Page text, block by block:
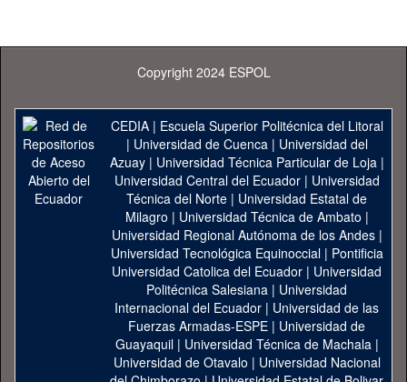
Copyright 2024 ESPOL
CEDIA| Escuela Superior Politécnica del Litoral
| Universidad de Cuenca| Universidad del
Azuay| Universidad Técnica Particular de Loja|
Universidad Central del Ecuador| Universidad
Técnica del Norte | Universidad Estatal de
Milagro | Universidad Técnica de Ambato |
Universidad Regional Autónoma de los Andes|
Universidad Tecnológica Equinoccial| Pontificia
Universidad Catolica del Ecuador | Universidad
Politécnica Salesiana | Universidad
Internacional del Ecuador | Universidad de las
Fuerzas Armadas-ESPE | Universidad de
Guayaquil| Universidad Técnica de Machala|
Universidad de Otavalo | Universidad Nacional